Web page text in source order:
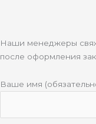
Наши менеджеры
после оформления
Ваше имя